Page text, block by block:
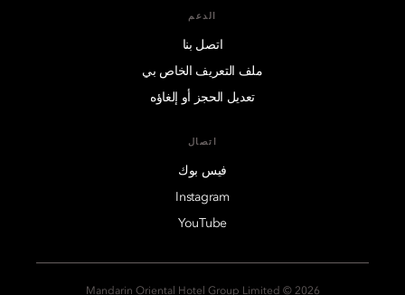
الدعم
اتصل بنا
ملف التعريف الخاص بي
تعديل الحجز أو إلغاؤه
اتصال
فيس بوك
Instagram
YouTube
2026 © Mandarin Oriental Hotel Group Limited